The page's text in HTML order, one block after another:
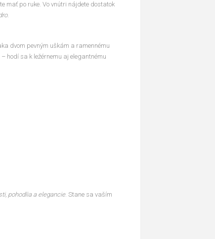
mať po ruke. Vo vnútri nájdete dostatok
.
dvom pevným uškám a ramennému
hodí sa k ležérnemu aj elegantnému
pohodlia a elegancie. Stane sa vaším